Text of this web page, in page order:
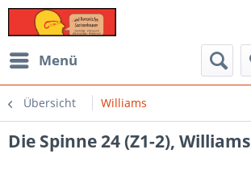
Menü
Übersicht Williams
Die Spinne 24 (Z1-2), Williams